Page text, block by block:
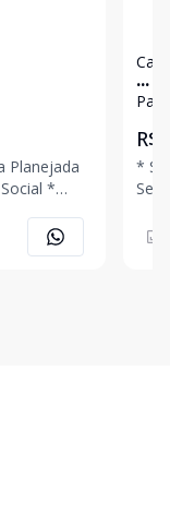
Planejada
*
Casa
...
R$
*
Sendo 01